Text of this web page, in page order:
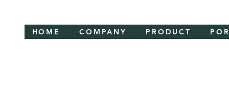
HOME COMPANY PRODUCT